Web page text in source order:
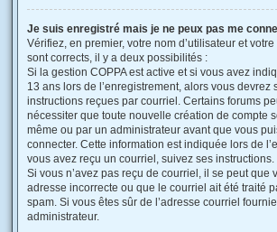
Je suis enregistré mais je ne peux pas me
Vérifiez, en premier, votre nom d’utilisateur et votre
sont corrects, il y a deux possibilités :
Si la gestion COPPA est active et si vous avez
13 ans lors de l’enregistrement, alors vous devrez
instructions reçues par courriel. Certains forums
nécessiter que toute nouvelle création de compte
même ou par un administrateur avant que vous
connecter. Cette information est indiquée lors de
vous avez reçu un courriel, suivez ses instructions.
Si vous n’avez pas reçu de courriel, il se peut que
adresse incorrecte ou que le courriel ait été traité
spam. Si vous êtes sûr de l’adresse courriel
administrateur.